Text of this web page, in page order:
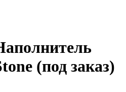
(под заказ)